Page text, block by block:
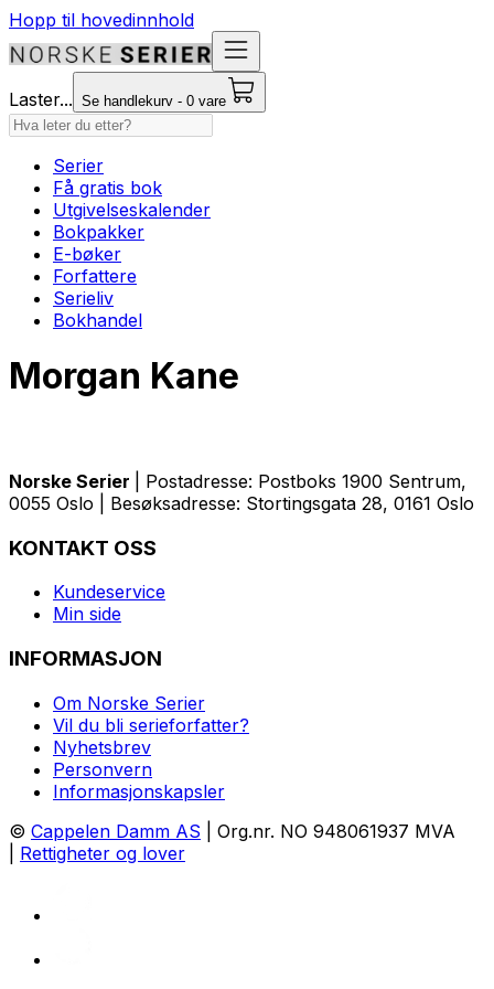
Hopp til hovedinnhold
Laster... Se handlekurv - 0 vare
Serier
Få gratis bok
Utgivelseskalender
Bokpakker
E-bøker
Forfattere
Serieliv
Bokhandel
Morgan Kane
Norske Serier
| Postadresse: Postboks 1900 Sentrum,
0055 Oslo | Besøksadresse: Stortingsgata 28, 0161 Oslo
KONTAKT OSS
Kundeservice
Min side
INFORMASJON
Om Norske Serier
Vil du bli serieforfatter?
Nyhetsbrev
Personvern
Informasjonskapsler
© Cappelen Damm AS | Org.nr. NO 948061937 MVA
Rettigheter og lover